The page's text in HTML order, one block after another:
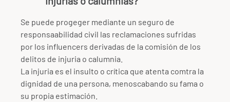
Se puede progeger mediante un seguro de
responsaabilidad civil las reclamaciones sufridas
por los influencers derivadas de la comisión de los
delitos de injuria o calumnia.
La injuria es el insulto o crítica que atenta comtra la
dignidad de una persona, menoscabando su fama o
su propia estimación.